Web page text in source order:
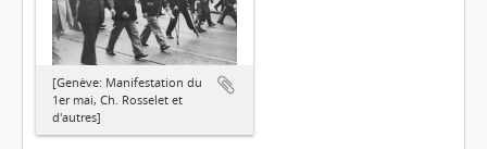
[Genève: Manifestation du
1er mai, Ch. Rosselet et
d'autres]